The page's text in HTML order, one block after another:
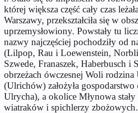
której większa część cały czas
Warszawy, przekształciła się w
uprzemysłowiony. Powstały tu
nazwy najczęściej pochodziły od
(Lilpop, Rau i Loewenstein,
Szwede, Franaszek, Haberbusch i
obrzeżach ówczesnej Woli
(Ulrichów) założyła
Ulrycha), a okolice Młynowa stały
wiatraków i spichlerzy zbożowych.